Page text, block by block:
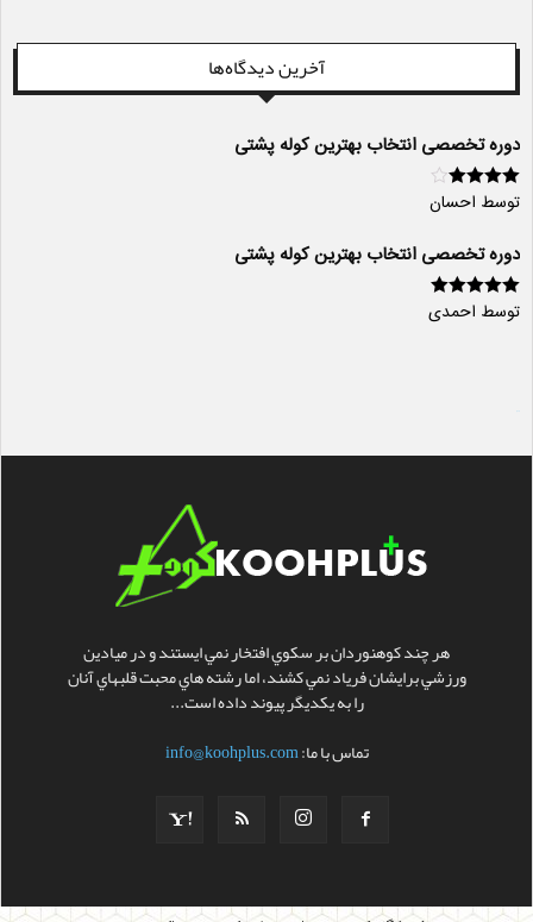
آخرین دیدگاه‌ها
دوره تخصصی انتخاب بهترین کوله پشتی
امتیاز 4از
توسط احسان
دوره تخصصی انتخاب بهترین کوله پشتی
امتیاز 5از 5
توسط احمدی
هر چند کوهنوردان بر سکوي افتخار نمي ايستند و در ميادين
ورزشي برايشان فرياد نمي کشند، اما رشته هاي محبت قلبهاي آنان
را به يکديگر پيوند داده است...
تماس با ما:info@koohplus.com